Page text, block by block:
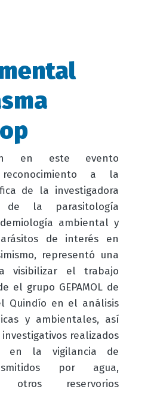
en este evento
a la
de la investigadora
la parasitología
ambiental y
de interés en
representó una
visibilizar el trabajo
el grupo GEPAMOL de
Quindío en el análisis
y ambientales, así
realizados
en la vigilancia de
por agua,
reservorios